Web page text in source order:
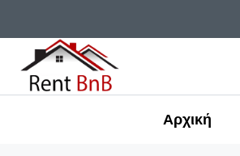
Αρχική